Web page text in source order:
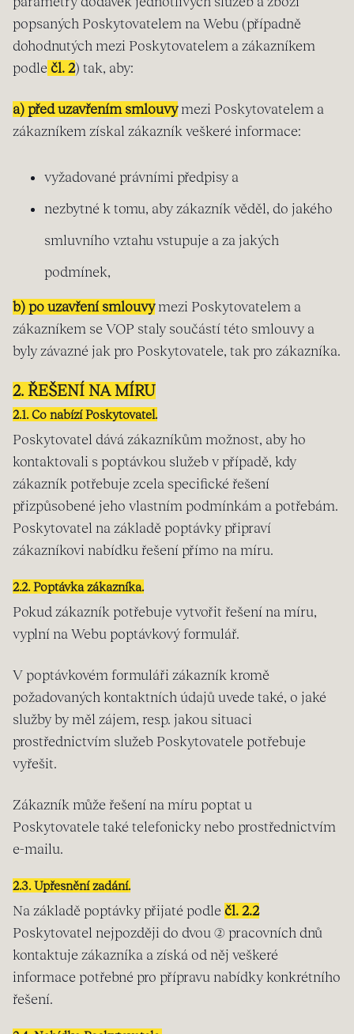
popsaných Poskytovatelem na Webu (případně
dohodnutých mezi Poskytovatelem a zákazníkem
podle čl. 2) tak, aby:
a) před uzavřením smlouvymezi Poskytovatelem a
zákazníkem získal zákazník veškeré informace:
vyžadované právními předpisy a
nezbytné k tomu, aby zákazník věděl, do jakého
smluvního vztahu vstupuje a za jakých
podmínek,
b) po uzavření smlouvymezi Poskytovatelem a
zákazníkem se VOP staly součástí této smlouvy a
byly závazné jak pro Poskytovatele, tak pro zákazníka.
2. ŘEŠENÍ NA MÍRU
2.1. Co nabízí Poskytovatel.
Poskytovatel dává zákazníkům možnost, aby ho
kontaktovali s poptávkou služeb v případě, kdy
zákazník potřebuje zcela specifické řešení
přizpůsobené jeho vlastním podmínkám a potřebám.
Poskytovatel na základě poptávky připraví
zákazníkovi nabídku řešení přímo na míru.
2.2. Poptávka zákazníka.
Pokud zákazník potřebuje vytvořit řešení na míru,
vyplní na Webu poptávkový formulář.
V poptávkovém formuláři zákazník kromě
požadovaných kontaktních údajů uvede také, o jaké
služby by měl zájem, resp. jakou situaci
prostřednictvím služeb Poskytovatele potřebuje
vyřešit.
Zákazník může řešení na míru poptat u
Poskytovatele také telefonicky nebo prostřednictvím
e-mailu.
2.3. Upřesnění zadání.
Na základě poptávky přijaté podle čl. 2.2
Poskytovatel nejpozději do dvou (2) pracovních dnů
kontaktuje zákazníka a získá od něj veškeré
informace potřebné pro přípravu nabídky konkrétního
řešení.